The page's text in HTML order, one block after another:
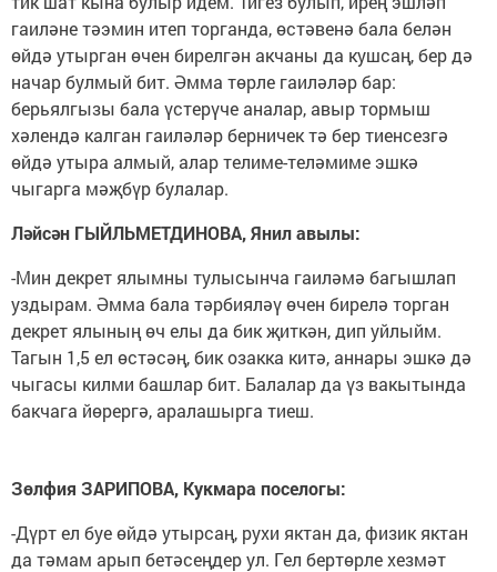
гаиләне тәэмин итеп торганда, өстәвенә бала белән
өйдә утырган өчен бирелгән акчаны да кушсаң, бер дә
начар булмый бит. Әмма төрле гаиләләр бар:
берьялгызы бала үстерүче аналар, авыр тормыш
хәлендә калган гаиләләр берничек тә бер тиенсезгә
өйдә утыра алмый, алар телиме-теләмиме эшкә
чыгарга мәҗбүр булалар.
Ләйсән ГЫЙЛЬМЕТДИНОВА, Янил авылы:
-Мин декрет ялымны тулысынча гаиләмә багышлап
уздырам. Әмма бала тәрбияләү өчен бирелә торган
декрет ялының өч елы да бик җиткән, дип уйлыйм.
Тагын 1,5 ел өстәсәң, бик озакка китә, аннары эшкә дә
чыгасы килми башлар бит. Балалар да үз вакытында
бакчага йөрергә, аралашырга тиеш.
Зөлфия ЗАРИПОВА, Кукмара поселогы:
-Дүрт ел буе өйдә утырсаң, рухи яктан да, физик яктан
да тәмам арып бетәсеңдер ул. Гел бертөрле хезмәт